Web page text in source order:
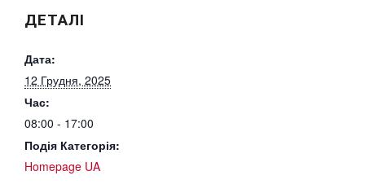
ДЕТАЛІ
Дата:
12 Грудня, 2025
Час:
08:00 - 17:00
Подія Категорія:
Homepage UA